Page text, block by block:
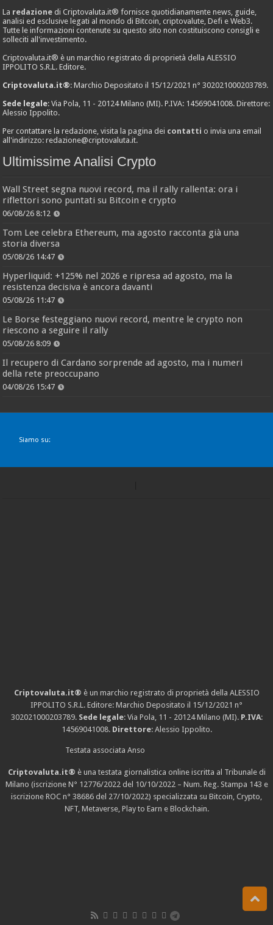
La redazione di Criptovaluta.it® fornisce quotidianamente news, guide,
analisi ed esclusive legati al mondo di Bitcoin, criptovalute, Defi e Web3.
Tutte le informazioni contenute su questo sito non costituiscono consigli e
solleciti all'investimento.
Criptovaluta.it® è un marchio registrato di proprietà della ALESSIO
IPPOLITO S.R.L. Editore.
Criptovaluta.it®: Marchio Depositato il 15/12/2021 n° 302021000203789.
Sede legale: Via Pola, 11 - 20124 Milano (MI). P.IVA: 14569041008. Direttore:
Alessio Ippolito.
Per contattare la redazione, visita la pagina dei contatti o invia una email
all'indirizzo:redazione@criptovaluta.it.
Ultimissime Analisi Crypto
Wall Street segna nuovi record, ma il rally rallenta: ora i
riflettori sono puntati su Bitcoin e crypto
06/08/26 8:12
Tom Lee celebra Ethereum, ma agosto racconta già una
storia diversa
05/08/26 14:47
Hyperliquid: +125% nel 2026 e ripresa ad agosto, ma la
resistenza decisiva è ancora davanti
05/08/26 11:47
Le Borse festeggiano nuovi record, mentre le crypto non
riescono a seguire il rally
05/08/26 8:09
Il recupero di Cardano sorprende ad agosto, ma i numeri
della rete preoccupano
04/08/26 15:47
Siamo su:
Criptovaluta.it® è un marchio registrato di proprietà della ALESSIO
IPPOLITO S.R.L. Editore: Marchio Depositato il 15/12/2021 n°
302021000203789. Sede legale: Via Pola, 11 - 20124 Milano (MI). P.IVA:
14569041008. Direttore: Alessio Ippolito.
Testata associata Anso
Criptovaluta.it® è una testata giornalistica online iscritta al Tribunale di
Milano (iscrizione N° 12776/2022 del 10/10/2022 – Num. Reg. Stampa 143 e
iscrizione ROC n° 38686 del 27/10/2022) specializzata su Bitcoin, Crypto,
NFT, Metaverse, Play to Earn e Blockchain.